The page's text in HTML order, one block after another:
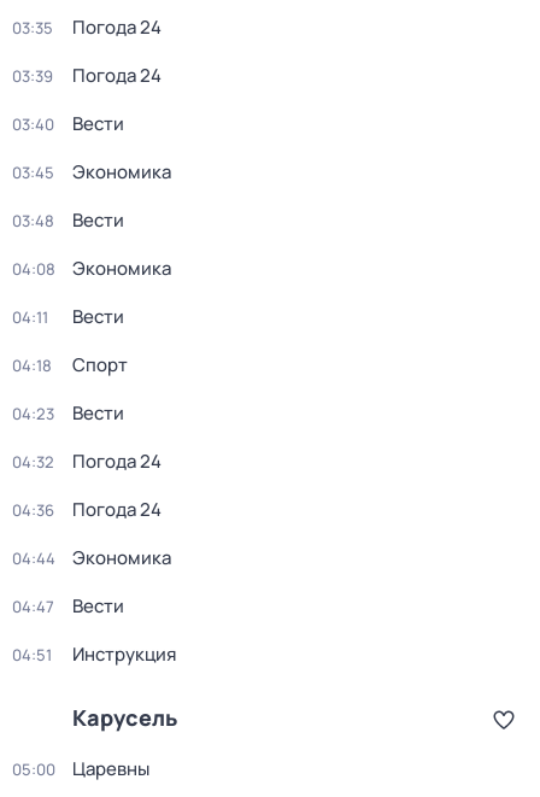
03:35 Погода 24
03:39 Погода 24
03:40 Вести
03:45 Экономика
03:48 Вести
04:08 Экономика
04:11 Вести
04:18 Спорт
04:23 Вести
04:32 Погода 24
04:36 Погода 24
04:44 Экономика
04:47 Вести
04:51 Инструкция
Карусель
05:00 Царевны